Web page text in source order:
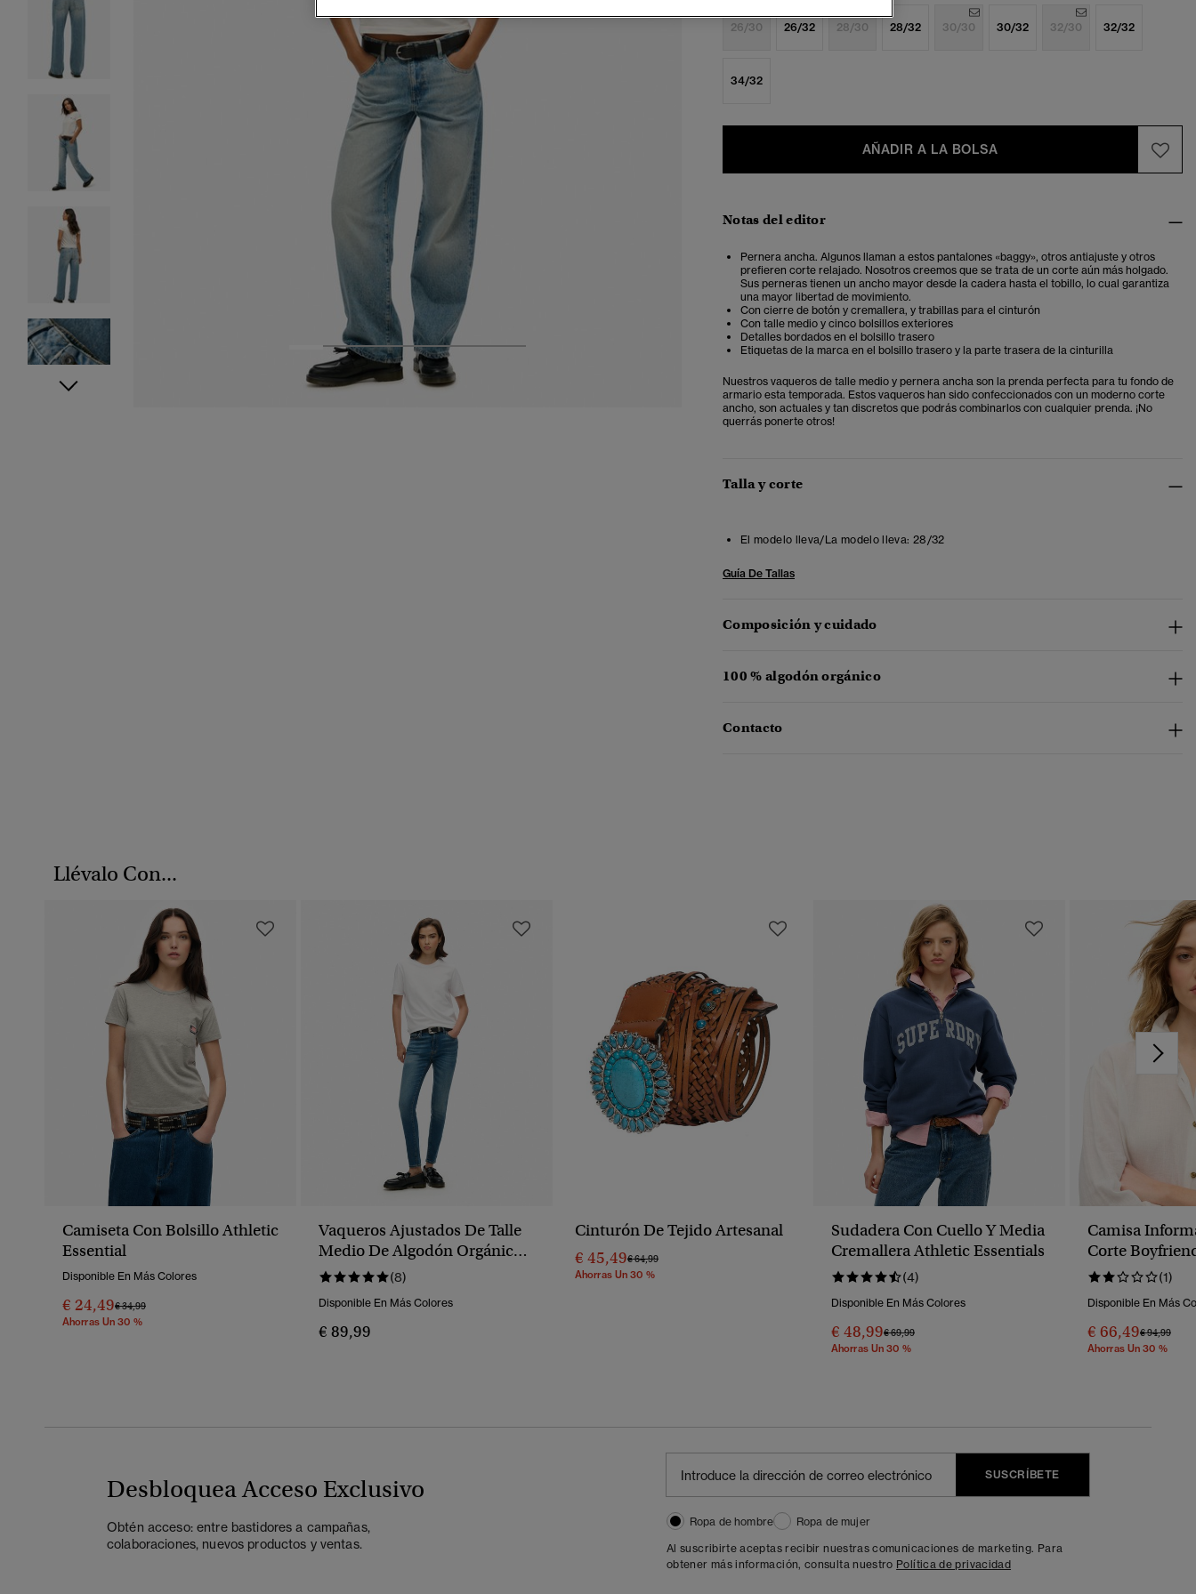
2 3 5
26/30 26/32 28/30 28/32 30/30 30/32 32/30 32/32
34/32
AÑADIR A LA BOLSA
Notas del editor
Pernera ancha. Algunos llaman a estos pantalones «baggy», otros antiajuste y otros
prefieren corte relajado. Nosotros creemos que se trata de un corte aún más holgado.
Sus perneras tienen un ancho mayor desde la cadera hasta el tobillo, lo cual garantiza
una mayor libertad de movimiento.
Con cierre de botón y cremallera, y trabillas para el cinturón
Con talle medio y cinco bolsillos exteriores
Detalles bordados en el bolsillo trasero
Etiquetas de la marca en el bolsillo trasero y la parte trasera de la cinturilla
Nuestros vaqueros de talle medio y pernera ancha son la prenda perfecta para tu fondo de
armario esta temporada. Estos vaqueros han sido confeccionados con un moderno corte
ancho, son actuales y tan discretos que podrás combinarlos con cualquier prenda. ¡No
querrás ponerte otros!
Talla y corte
El modelo lleva/La modelo lleva: 28/32
Guía De Tallas
Composición y cuidado
100 % algodón orgánico
Contacto
Llévalo Con...
Camiseta Con Bolsillo Athletic
Essential
Disponible En Más Colores
€ 24,49Precio Rebajado De
€ 34,99A
Ahorras Un 30 %
Vaqueros Ajustados De Talle
Medio De Algodón Orgánico
Vintage
(8)
Disponible En Más Colores
€ 89,99
Cinturón De Tejido Artesanal
€ 45,49Precio Rebajado De
€ 64,99A
Ahorras Un 30 %
Sudadera Con Cuello Y Media
Cremallera Athletic Essentials
(4)
Disponible En Más Colores
€ 48,99Precio Rebajado De
€ 69,99A
Ahorras Un 30 %
Camisa
Corte
(1)
Disponible En Más
€ 66,49Precio
€ 94,99A
Ahorras Un 30 %
Desbloquea Acceso Exclusivo
Obtén acceso: entre bastidores a campañas,
colaboraciones, nuevos productos y ventas.
SUSCRÍBETE
Ropa de hombre
Ropa de mujer
Al suscribirte aceptas recibir nuestras comunicaciones de marketing. Para
obtener más información, consulta nuestro Política de privacidad